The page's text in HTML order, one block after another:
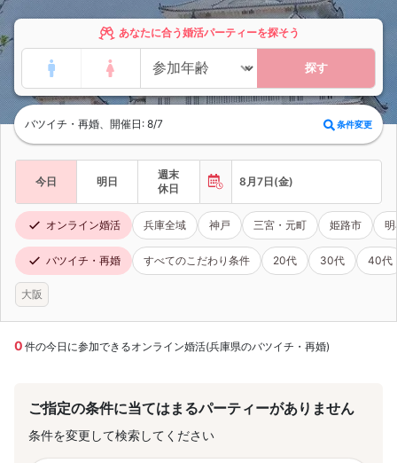
あなたに合う婚活パーティーを探そう
探す
バツイチ・再婚、開催日: 8/7 条件変更
今日 明日
週末
休日
8月7日(金)
オンライン婚活 兵庫全域 神戸 三宮・元町 姫路市
バツイチ・再婚 すべてのこだわり条件 20代 30代 40代
大阪
0 件の今日に参加できるオンライン婚活(兵庫県のバツイチ・再婚)
ご指定の条件に当てはまるパーティーがありません
条件を変更して検索してください